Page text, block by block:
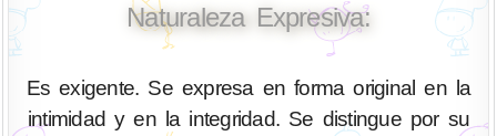
Naturaleza Expresiva:
Es exigente. Se expresa en forma original en la
intimidad y en la integridad. Se distingue por su